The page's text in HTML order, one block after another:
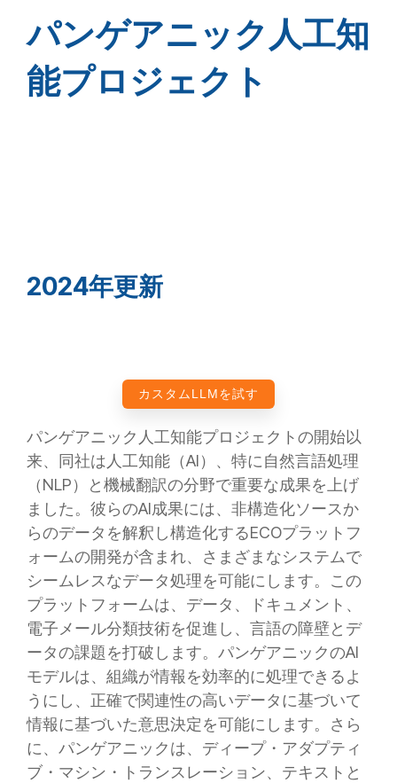
パンゲアニック人工知
能プロジェクト
2024年更新
カスタムLLMを試す
パンゲアニック人工知能プロジェクトの開始以
来、同社は人工知能（AI）、特に自然言語処理
（NLP）と機械翻訳の分野で重要な成果を上げ
ました。彼らのAI成果には、非構造化ソースか
らのデータを解釈し構造化するECOプラットフ
ォームの開発が含まれ、さまざまなシステムで
シームレスなデータ処理を可能にします。この
プラットフォームは、データ、ドキュメント、
電子メール分類技術を促進し、言語の障壁とデ
ータの課題を打破します。パンゲアニックのAI
モデルは、組織が情報を効率的に処理できるよ
うにし、正確で関連性の高いデータに基づいて
情報に基づいた意思決定を可能にします。さら
に、パンゲアニックは、ディープ・アダプティ
ブ・マシン・トランスレーション、テキストと